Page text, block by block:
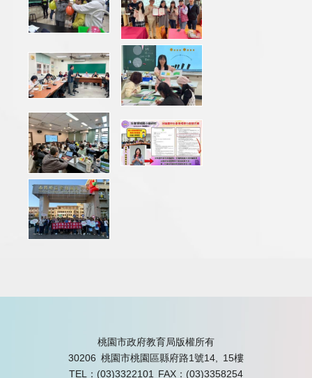
桃園市政府教育局版權所有
30206 桃園市桃園區縣府路1號14, 15樓
TEL：(03)3322101
FAX：(03)3358254